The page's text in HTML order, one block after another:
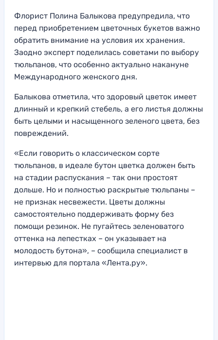
Флорист Полина Балыкова предупредила, что
перед приобретением цветочных букетов важно
обратить внимание на условия их хранения.
Заодно эксперт поделилась советами по выбору
тюльпанов, что особенно актуально накануне
Международного женского дня.
Балыкова отметила, что здоровый цветок имеет
длинный и крепкий стебель, а его листья должны
быть целыми и насыщенного зеленого цвета, без
повреждений.
«Если говорить о классическом сорте
тюльпанов, в идеале бутон цветка должен быть
на стадии распускания – так они простоят
дольше. Но и полностью раскрытые тюльпаны –
не признак несвежести. Цветы должны
самостоятельно поддерживать форму без
помощи резинок. Не пугайтесь зеленоватого
оттенка на лепестках – он указывает на
молодость бутона», – сообщила специалист в
интервью для портала «Лента.ру».